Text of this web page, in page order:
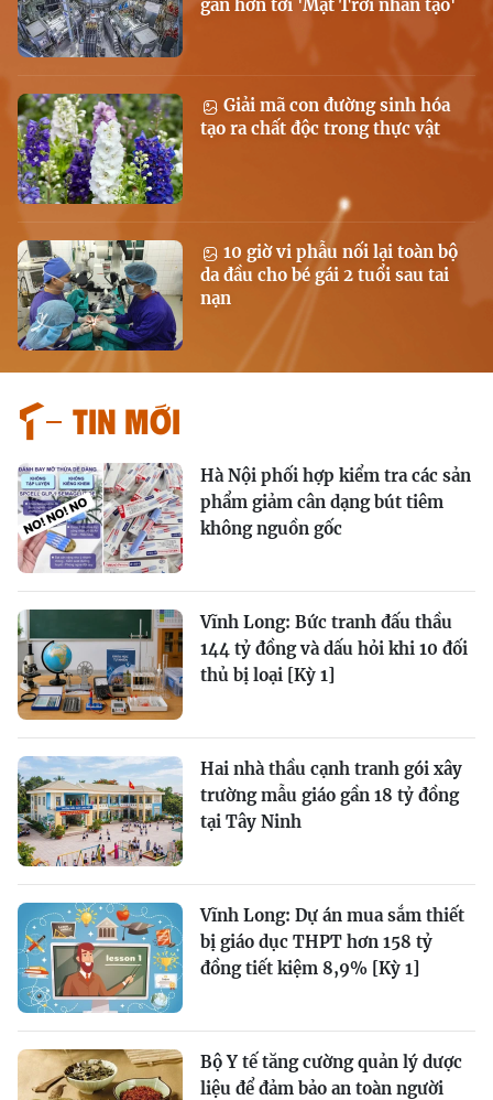
gần hơn tới 'Mặt Trời nhân tạo'
Giải mã con đường sinh hóa
tạo ra chất độc trong thực vật
10 giờ vi phẫu nối lại toàn bộ
da đầu cho bé gái 2 tuổi sau tai
nạn
Tin mới
Hà Nội phối hợp kiểm tra các sản
phẩm giảm cân dạng bút tiêm
không nguồn gốc
Vĩnh Long: Bức tranh đấu thầu
144 tỷ đồng và dấu hỏi khi 10 đối
thủ bị loại [Kỳ 1]
Hai nhà thầu cạnh tranh gói xây
trường mẫu giáo gần 18 tỷ đồng
tại Tây Ninh
Vĩnh Long: Dự án mua sắm thiết
bị giáo dục THPT hơn 158 tỷ
đồng tiết kiệm 8,9% [Kỳ 1]
Bộ Y tế tăng cường quản lý dược
liệu để đảm bảo an toàn người